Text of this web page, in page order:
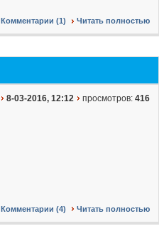
Комментарии (1) Читать полностью
8-03-2016, 12:12 просмотров: 416
Комментарии (4) Читать полностью